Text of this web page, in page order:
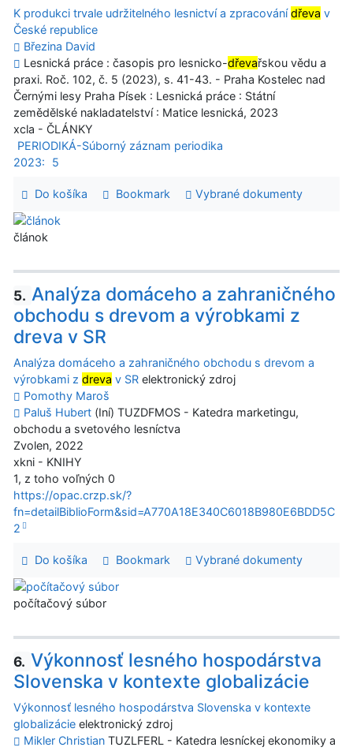
K produkci trvale udržitelného lesnictví a zpracovánídřeva v
České republice
Březina David
Lesnická práce : časopis pro lesnicko-dřevařskou vědu a
praxi. Roč. 102, č. 5 (2023), s. 41-43. - Praha Kostelec nad
Černými lesy Praha Písek : Lesnická práce : Státní
zemědělské nakladatelství : Matice lesnická, 2023
xcla - ČLÁNKY
PERIODIKÁ-Súborný záznam periodika
2023:
5
Do košíka Bookmark Vybrané dokumenty
článok
5. Analýza domáceho a zahraničného
obchodu s drevom a výrobkami z
dreva v SR
Analýza domáceho a zahraničného obchodu s drevom a
výrobkami z dreva v SR elektronický zdroj
Pomothy Maroš
Paluš Hubert (Iní) TUZDFMOS - Katedra marketingu,
obchodu a svetového lesníctva
Zvolen, 2022
xkni - KNIHY
1, z toho voľných 0
https://opac.crzp.sk/?
fn=detailBiblioForm&sid=A770A18E340C6018B980E6BDD5C
2
Do košíka Bookmark Vybrané dokumenty
počítačový súbor
6. Výkonnosť lesného hospodárstva
Slovenska v kontexte globalizácie
Výkonnosť lesného hospodárstva Slovenska v kontexte
globalizácie elektronický zdroj
Mikler Christian TUZLFERL - Katedra lesníckej ekonomiky a